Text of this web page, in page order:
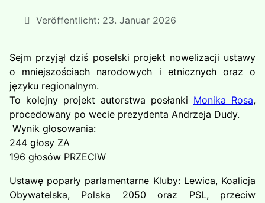
Veröffentlicht: 23. Januar 2026
Sejm przyjął dziś poselski projekt nowelizacji ustawy
o mniejszościach narodowych i etnicznych oraz o
języku regionalnym.
To kolejny projekt autorstwa posłanki Monika Rosa,
procedowany po wecie prezydenta Andrzeja Dudy.
Wynik głosowania:
244 głosy ZA
196 głosów PRZECIW
Ustawę poparły parlamentarne Kluby: Lewica, Koalicja
Obywatelska, Polska 2050 oraz PSL, przeciw